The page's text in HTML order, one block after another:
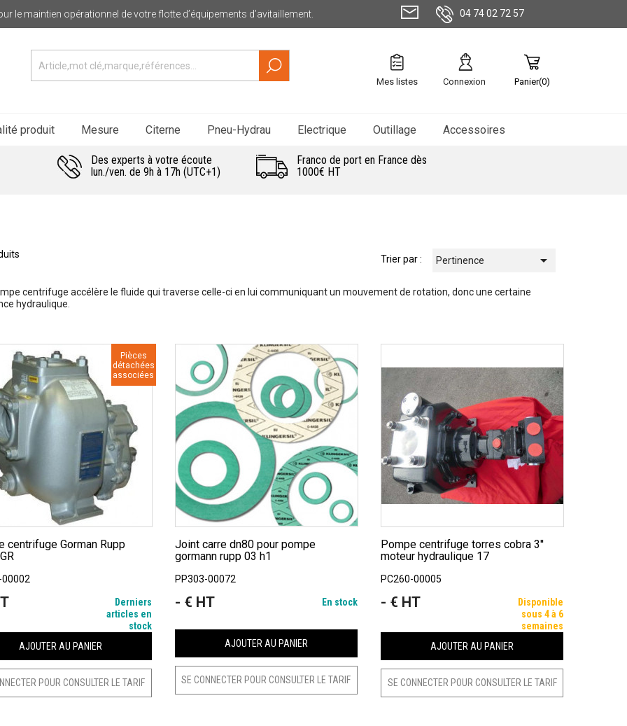
le maintien opérationnel de votre flotte d’équipements d’avitaillement. 04 74 02 72 57
Mes listes Connexion Panier(0)
produit Mesure Citerne Pneu-Hydrau Electrique Outillage Accessoires
Des experts à votre écoute
lun./ven. de 9h à 17h (UTC+1)
Franco de port en France dès
1000€ HT
Trier par : Pertinence 
centrifuge accélère le fluide qui traverse celle-ci en lui communiquant un mouvement de rotation, donc une certaine
hydraulique.
Pièces
détachées
associées
00002
Derniers
articles en
stock
AJOUTER AU PANIER
POUR CONSULTER LE TARIF
Joint carre dn80 pour pompe
gormann rupp 03 h1
PP303-00072
Prix
- € HT En stock
AJOUTER AU PANIER
SE CONNECTER POUR CONSULTER LE TARIF
Pompe centrifuge torres cobra 3''
moteur hydraulique 17
PC260-00005
Prix
- € HT
Disponible
sous 4 à 6
semaines
AJOUTER AU PANIER
SE CONNECTER POUR CONSULTER LE TARIF